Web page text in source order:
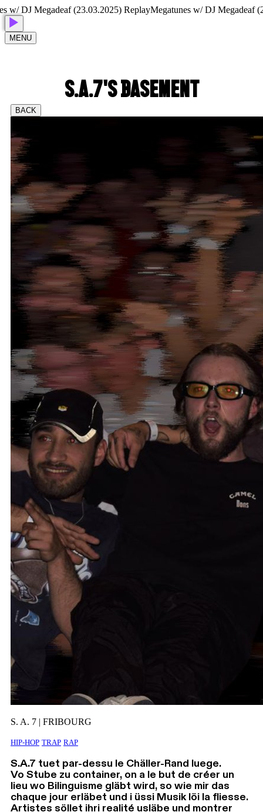
DJ Megadeaf (23.03.2025) ReplayMegatunes w/ DJ Megadeaf
MENU
S.A.7'S BASEMENT
BACK
S. A. 7 | FRIBOURG
HIP-HOP TRAP RAP
S.A.7 tuet par-dessu le Chäller-Rand luege.
Vo Stube zu container, on a le but de créer un
lieu wo Bilinguisme gläbt wird, so wie mir das
chaque jour erläbet und i üssi Musik löi la fliesse.
Artistes söllet ihri realité usläbe und montrer